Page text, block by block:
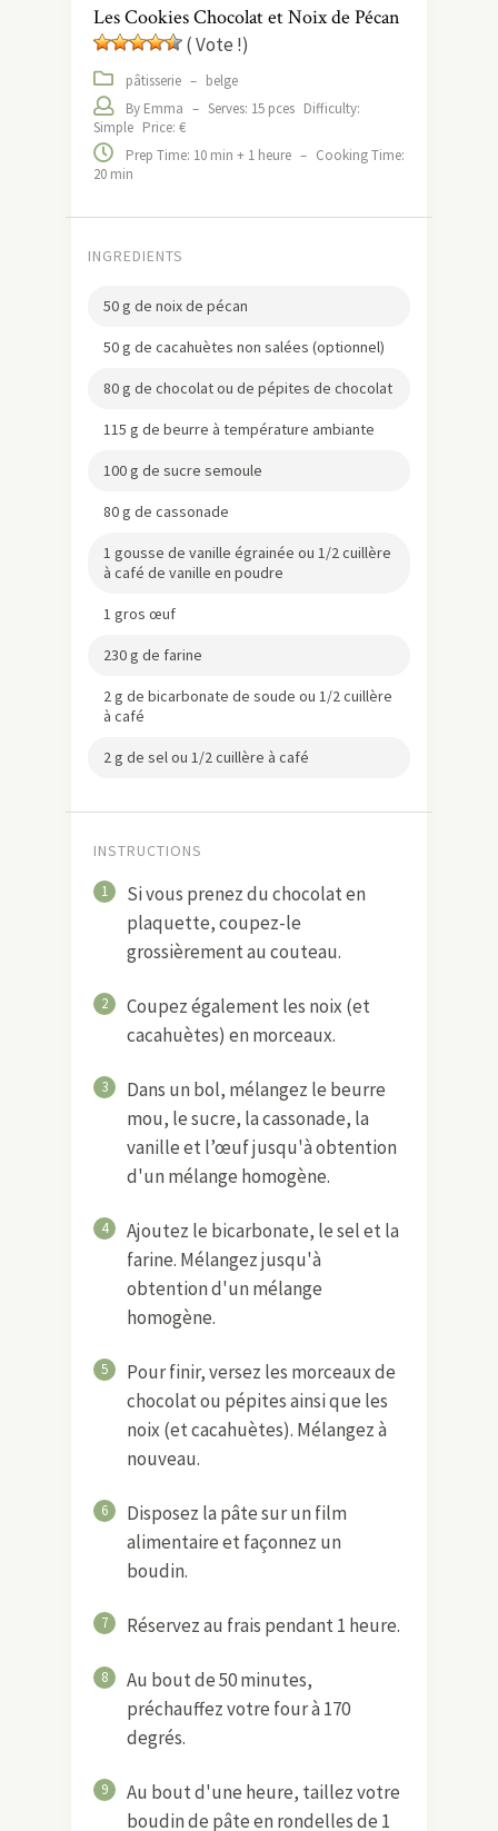
Les Cookies Chocolat et Noix de Pécan
( Vote !)
pâtisserie – belge
By Emma – Serves: 15 pces Difficulty:
Simple Price: €
Prep Time: 10 min + 1 heure – Cooking Time:
20 min
INGREDIENTS
50 g de noix de pécan
50 g de cacahuètes non salées (optionnel)
80 g de chocolat ou de pépites de chocolat
115 g de beurre à température ambiante
100 g de sucre semoule
80 g de cassonade
1 gousse de vanille égrainée ou 1/2 cuillère
à café de vanille en poudre
1 gros œuf
230 g de farine
2 g de bicarbonate de soude ou 1/2 cuillère
à café
2 g de sel ou 1/2 cuillère à café
INSTRUCTIONS
1
Si vous prenez du chocolat en
plaquette, coupez-le
grossièrement au couteau.
2
Coupez également les noix (et
cacahuètes) en morceaux.
3
Dans un bol, mélangez le beurre
mou, le sucre, la cassonade, la
vanille et l’œuf jusqu'à obtention
d'un mélange homogène.
4
Ajoutez le bicarbonate, le sel et la
farine. Mélangez jusqu'à
obtention d'un mélange
homogène.
5
Pour finir, versez les morceaux de
chocolat ou pépites ainsi que les
noix (et cacahuètes). Mélangez à
nouveau.
6
Disposez la pâte sur un film
alimentaire et façonnez un
boudin.
7 Réservez au frais pendant 1 heure.
8
Au bout de 50 minutes,
préchauffez votre four à 170
degrés.
9
Au bout d'une heure, taillez votre
boudin de pâte en rondelles de 1